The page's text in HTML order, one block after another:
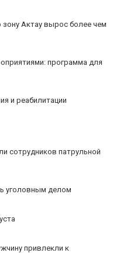
Актау вырос более чем
программа для
и реабилитации
сотрудников патрульной
уголовным делом
привлекли к